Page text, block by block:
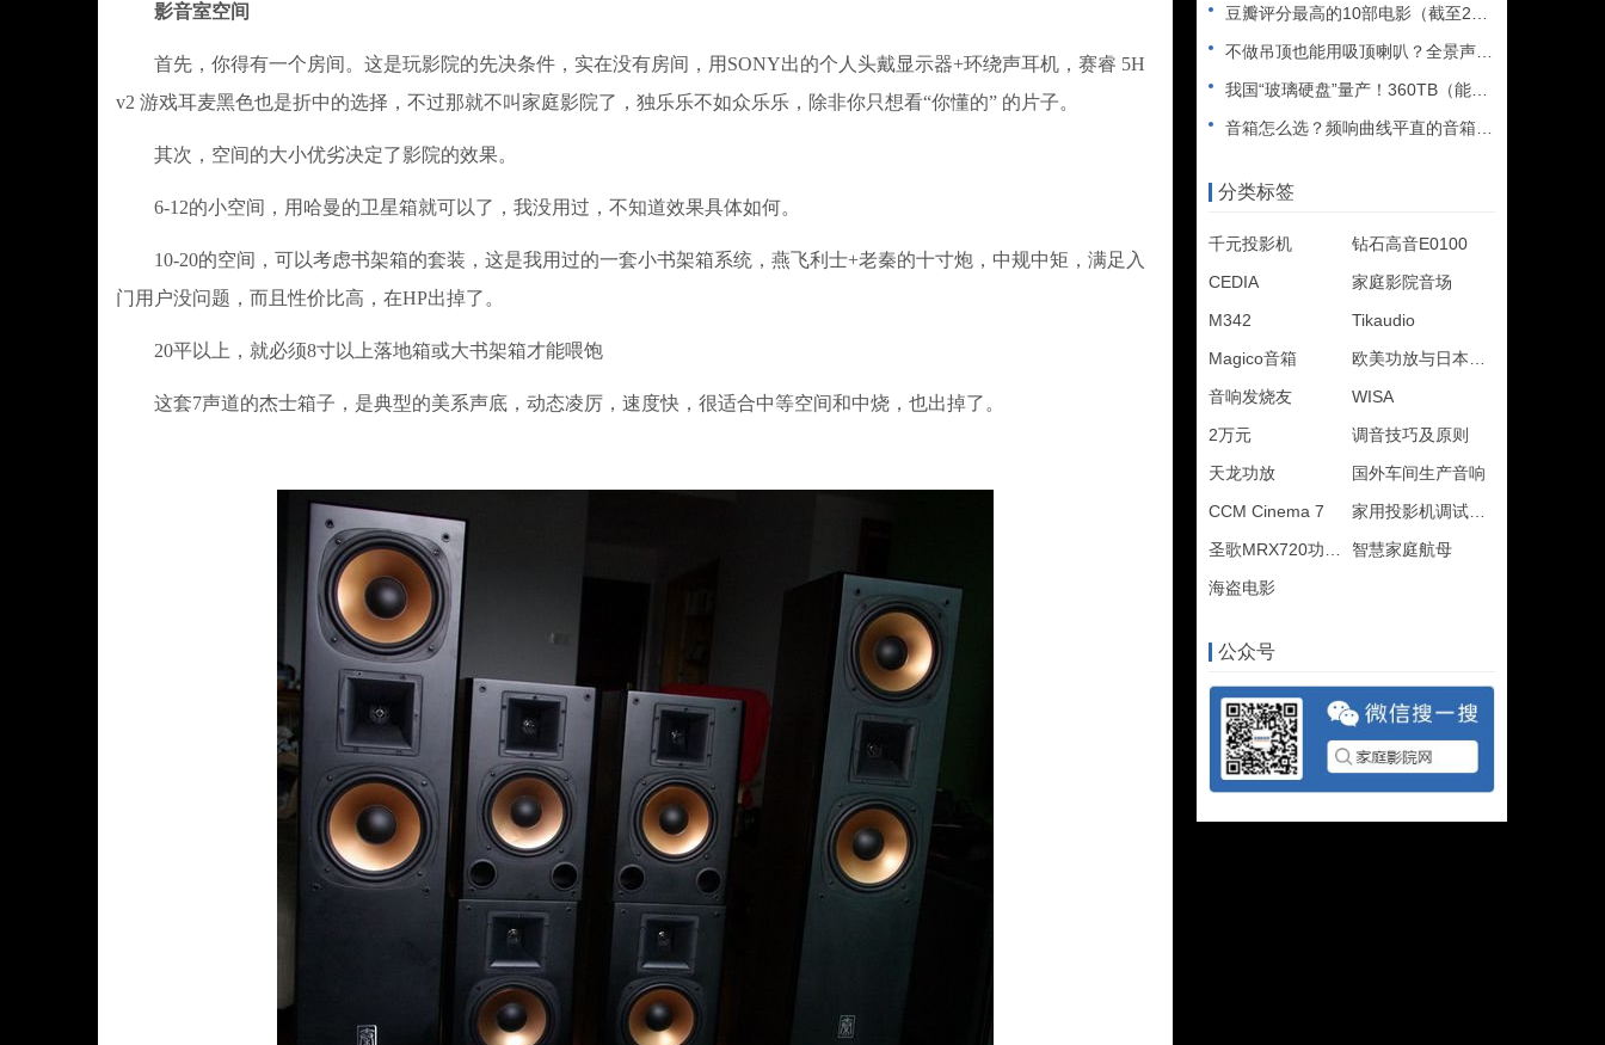
影音室空间
首先，你得有一个房间。这是玩影院的先决条件，实在没有房间，用SONY出的个人头戴显示器+环绕声耳机，赛睿 5H
v2 游戏耳麦黑色也是折中的选择，不过那就不叫家庭影院了，独乐乐不如众乐乐，除非你只想看“你懂的” 的片子。
其次，空间的大小优劣决定了影院的效果。
6-12的小空间，用哈曼的卫星箱就可以了，我没用过，不知道效果具体如何。
10-20的空间，可以考虑书架箱的套装，这是我用过的一套小书架箱系统，燕飞利士+老秦的十寸炮，中规中矩，满足入
门用户没问题，而且性价比高，在HP出掉了。
20平以上，就必须8寸以上落地箱或大书架箱才能喂饱
这套7声道的杰士箱子，是典型的美系声底，动态凌厉，速度快，很适合中等空间和中烧，也出掉了。
豆瓣评分最高的10部电影（截至2025年）
不做吊顶也能用吸顶喇叭？全景声天空声道安装教程
我国“玻璃硬盘”量产！360TB（能装2.5万部电影），10
音箱怎么选？频响曲线平直的音箱一定好听吗？
分类标签
千元投影机
钻石高音E0100
CEDIA
家庭影院音场
M342
Tikaudio
Magico音箱
音响发烧友
WISA
2万元
调音技巧及原则
天龙功放
国外车间生产音响
CCM Cinema 7
智慧家庭航母
海盗电影
公众号